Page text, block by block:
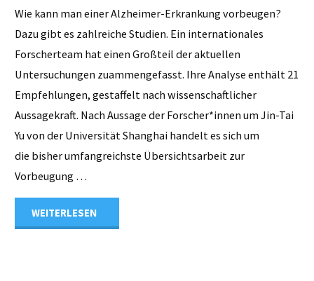
Wie kann man einer Alzheimer-Erkrankung vorbeugen?
Dazu gibt es zahlreiche Studien. Ein internationales
Forscherteam hat einen Großteil der aktuellen
Untersuchungen zuammengefasst. Ihre Analyse enthält 21
Empfehlungen, gestaffelt nach wissenschaftlicher
Aussagekraft. Nach Aussage der Forscher*innen um Jin-Tai
Yu von der Universität Shanghai handelt es sich um
die bisher umfangreichste Übersichtsarbeit zur
Vorbeugung …
WEITERLESEN